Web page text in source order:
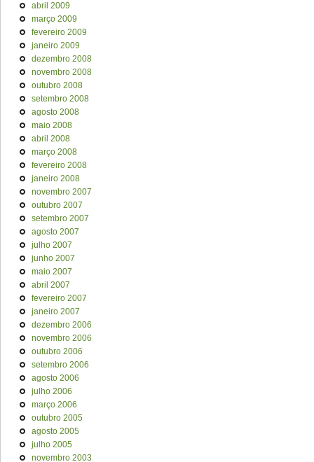
abril 2009
março 2009
fevereiro 2009
janeiro 2009
dezembro 2008
novembro 2008
outubro 2008
setembro 2008
agosto 2008
maio 2008
abril 2008
março 2008
fevereiro 2008
janeiro 2008
novembro 2007
outubro 2007
setembro 2007
agosto 2007
julho 2007
junho 2007
maio 2007
abril 2007
fevereiro 2007
janeiro 2007
dezembro 2006
novembro 2006
outubro 2006
setembro 2006
agosto 2006
julho 2006
março 2006
outubro 2005
agosto 2005
julho 2005
novembro 2003